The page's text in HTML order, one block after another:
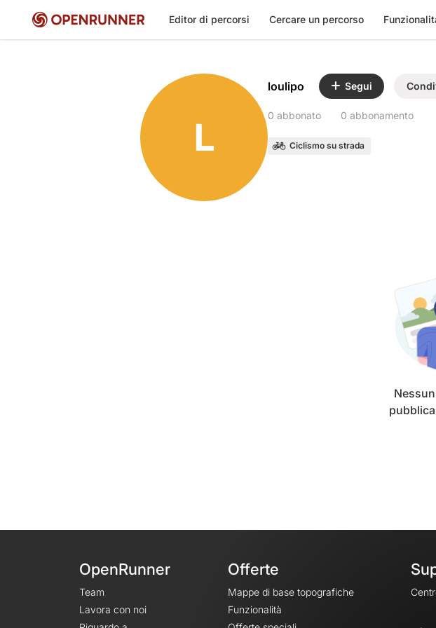
Editor di percorsi Cercare un percorso
L
loulipo Segui
0 abbonato 0 abbonamento
Ciclismo su strada
OpenRunner
Team
Lavora con noi
Offerte
Mappe di base topografiche
Funzionalità